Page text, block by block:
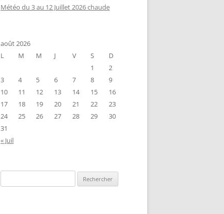
Météo du 3 au 12 Juillet 2026 chaude
août 2026
L
M M J V S
D
1
2
3
4 5 6 7 8
9
10
11 12 13 14 15
16
17
18 19 20 21 22
23
24
25 26 27 28 29
30
31
« Juil